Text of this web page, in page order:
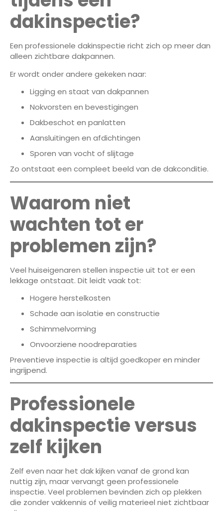
dakinspectie?
Een professionele dakinspectie richt zich op meer dan
alleen zichtbare dakpannen.
Er wordt onder andere gekeken naar:
Ligging en staat van dakpannen
Nokvorsten en bevestigingen
Dakbeschot en panlatten
Aansluitingen en afdichtingen
Sporen van vocht of slijtage
Zo ontstaat een compleet beeld van de dakconditie.
Waarom niet
wachten tot er
problemen zijn?
Veel huiseigenaren stellen inspectie uit tot er een
lekkage ontstaat. Dit leidt vaak tot:
Hogere herstelkosten
Schade aan isolatie en constructie
Schimmelvorming
Onvoorziene noodreparaties
Preventieve inspectie is altijd goedkoper en minder
ingrijpend.
Professionele
dakinspectie versus
zelf kijken
Zelf even naar het dak kijken vanaf de grond kan
nuttig zijn, maar vervangt geen professionele
inspectie. Veel problemen bevinden zich op plekken
die zonder vakkennis of veilig materieel niet zichtbaar